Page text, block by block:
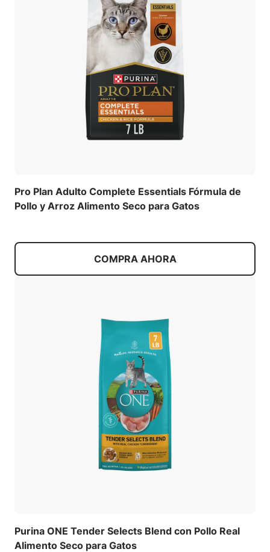
Pro Plan Adulto Complete Essentials Fórmula de
Pollo y Arroz Alimento Seco para Gatos
COMPRA AHORA
Purina ONE Tender Selects Blend con Pollo Real
Alimento Seco para Gatos